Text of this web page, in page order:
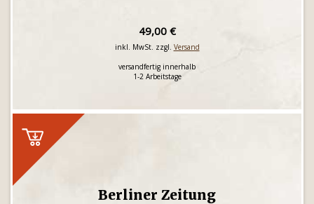
49,00 €
inkl. MwSt. zzgl. Versand
versandfertig innerhalb
1-2 Arbeitstage
Berliner Zeitung